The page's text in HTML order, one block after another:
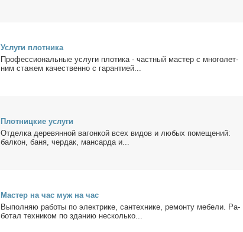
Услу­ги плот­ни­ка
Про­фес­сио­наль­ные услу­ги пло­ти­ка - чaстный мaстeр с мнoго­лет­
ним стажeм качeственнo с гаpaнтиeй...
Плот­ниц­кие услу­ги
От­дел­ка де­ре­вян­ной ва­гон­кой всех ви­дов и лю­бых по­ме­ще­ний:
бал­кон, ба­ня, чер­дак, ман­сар­да и...
Ма­стер на час муж на час
Вы­пол­няю ра­бо­ты по элек­три­ке, сан­тех­ни­ке, ре­мон­ту ме­бе­ли. Ра­
бо­тал тех­ни­ком по зда­нию несколь­ко...